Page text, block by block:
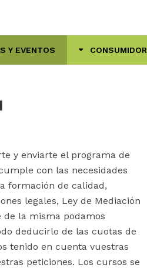
Y EVENTOS CONSUMIDOR
y enviarte el programa de
con las necesidades
formación de calidad,
legales, Ley de Mediación
la misma podamos
deducirlo de las cuotas de
tenido en cuenta vuestras
peticiones. Los cursos se